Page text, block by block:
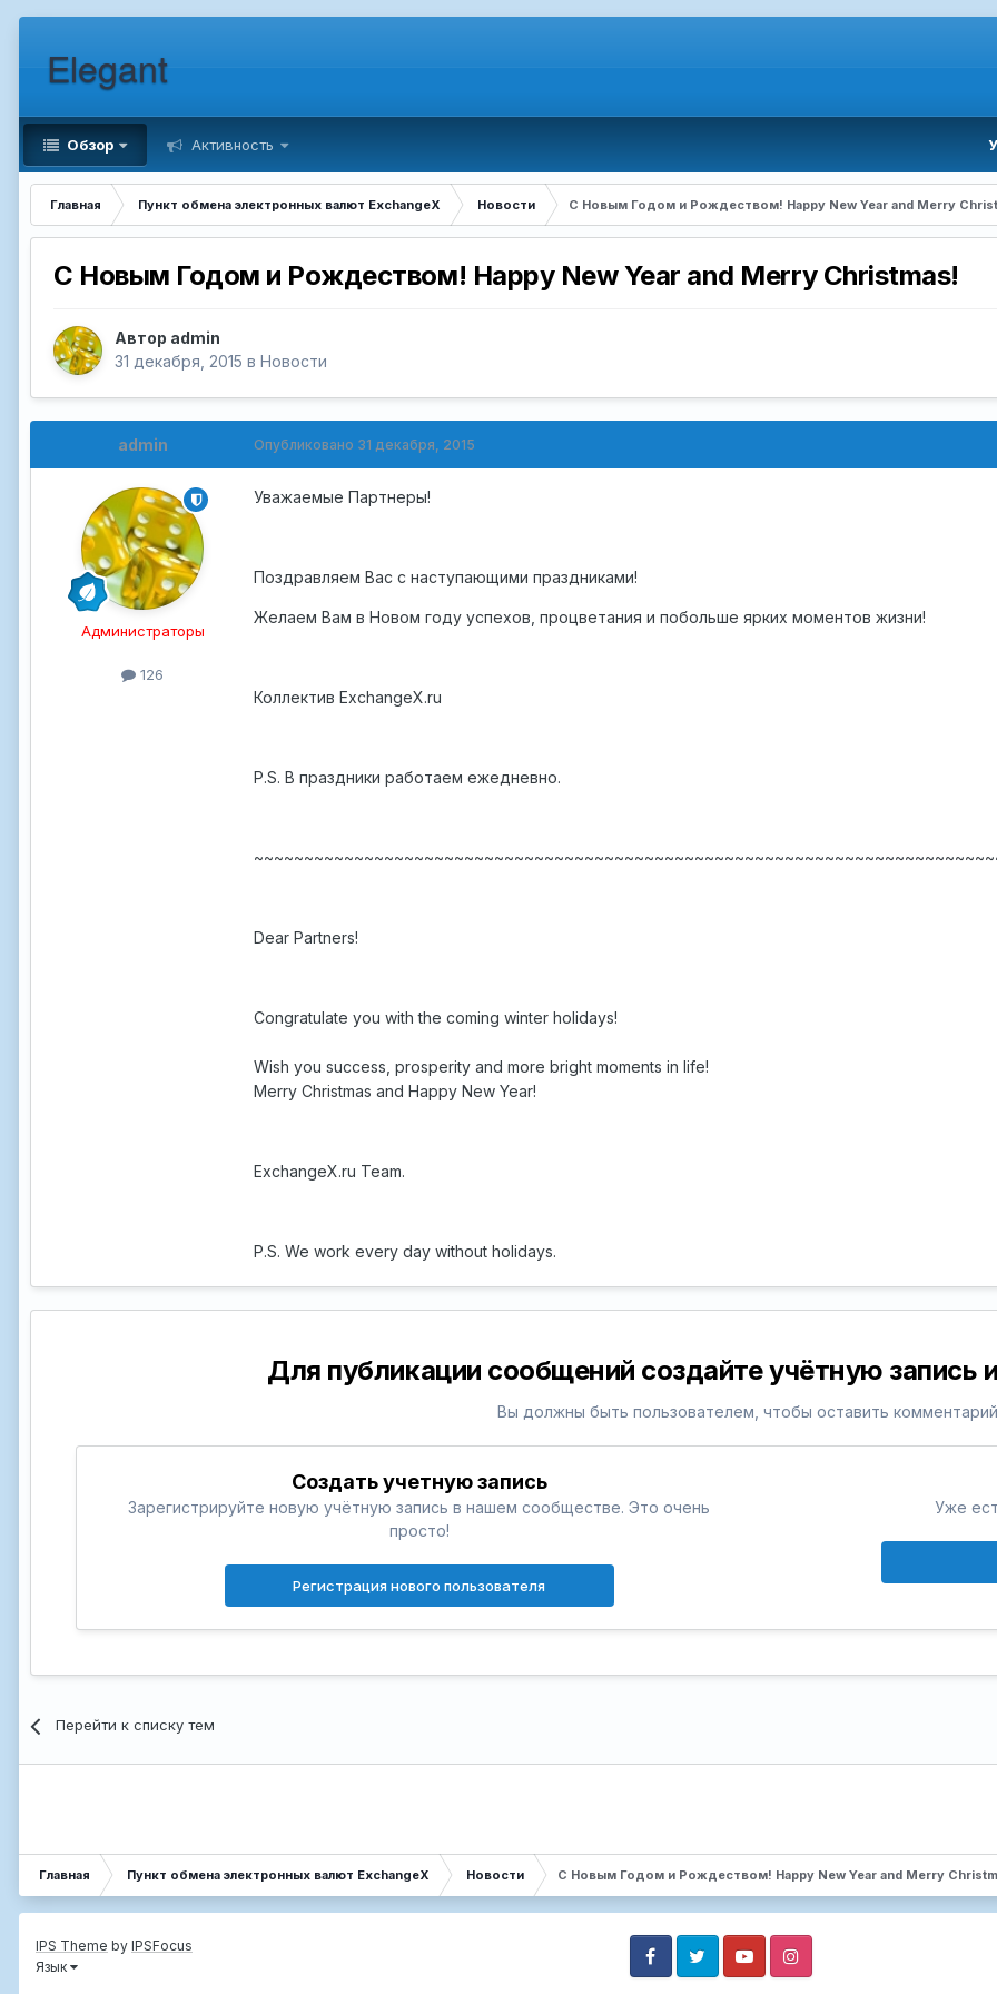
Elegant
Обзор Активность
Главная Пункт обмена электронных валют ExchangeX Новости C Новым Годом и Poждеством! Happy New Year and Merry
C Новым Годом и Poждеством! Happy New Year and Merry Christmas!
Автор admin
31 декабря, 2015 в Новости
admin
Администраторы
126
Опубликовано 31 декабря, 2015
Уважаемые Партнеры!
Поздравляем Вас с наступающими праздниками!
Желаем Вам в Новом году успехов, процветания и побольше ярких моментов жизни!
Коллектив ExchangeX.ru
P.S. В праздники работаем ежедневно.
Dear Partners!
Congratulate you with the coming winter holidays!
Wish you success, prosperity and more bright moments in life!
Merry Christmas and Happy New Year!
ExchangeX.ru Team.
P.S. We work every day without holidays.
Для публикации сообщений создайте учётную запись
Вы должны быть пользователем, чтобы оставить комментарий
Создать учетную запись
Зарегистрируйте новую учётную запись в нашем сообществе. Это очень
просто!
Регистрация нового пользователя
Уже
Перейти к списку тем
Главная Пункт обмена электронных валют ExchangeX Новости C Новым Годом и Poждеством! Happy New Year and Merry
IPS Theme by IPSFocus
Язык
FacebookTwitter YoutubeInstagram